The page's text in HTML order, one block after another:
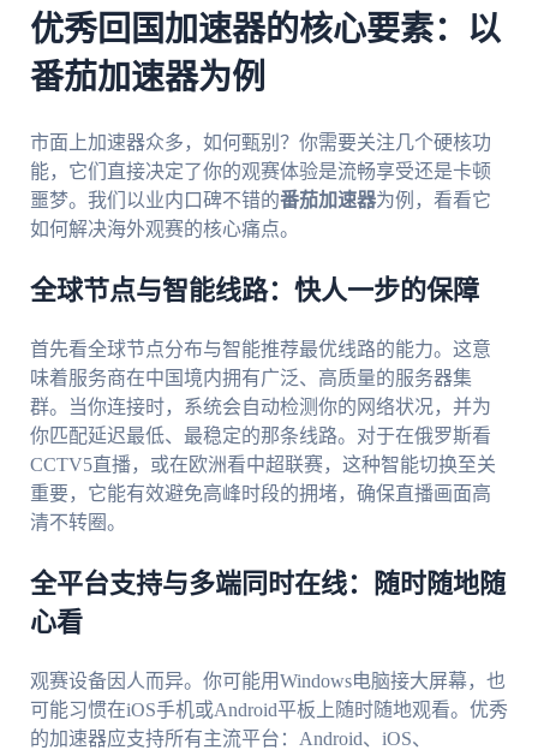
优秀回国加速器的核心要素：以
番茄加速器为例
市面上加速器众多，如何甄别？你需要关注几个硬核功
能，它们直接决定了你的观赛体验是流畅享受还是卡顿
噩梦。我们以业内口碑不错的番茄加速器为例，看看它
如何解决海外观赛的核心痛点。
全球节点与智能线路：快人一步的保障
首先看全球节点分布与智能推荐最优线路的能力。这意
味着服务商在中国境内拥有广泛、高质量的服务器集
群。当你连接时，系统会自动检测你的网络状况，并为
你匹配延迟最低、最稳定的那条线路。对于在俄罗斯看
CCTV5直播，或在欧洲看中超联赛，这种智能切换至关
重要，它能有效避免高峰时段的拥堵，确保直播画面高
清不转圈。
全平台支持与多端同时在线：随时随地随
心看
观赛设备因人而异。你可能用Windows电脑接大屏幕，也
可能习惯在iOS手机或Android平板上随时随地观看。优秀
的加速器应支持所有主流平台：Android、iOS、